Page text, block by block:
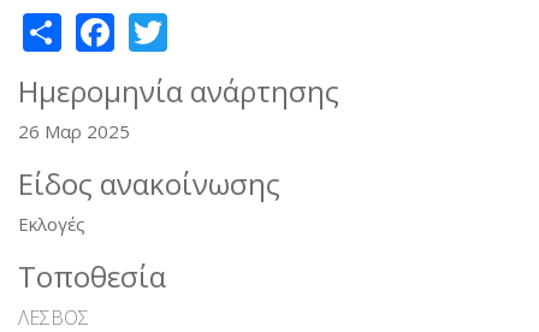
ShareFacebook
Ημερομηνία ανάρτησης
26 Μαρ 2025
Είδος ανακοίνωσης
Εκλογές
Τοποθεσία
ΛΕΣΒΟΣ